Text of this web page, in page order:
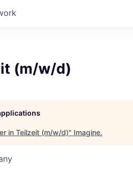
(m/w/d)
in Teilzeit (m/w/d)" Imagine.